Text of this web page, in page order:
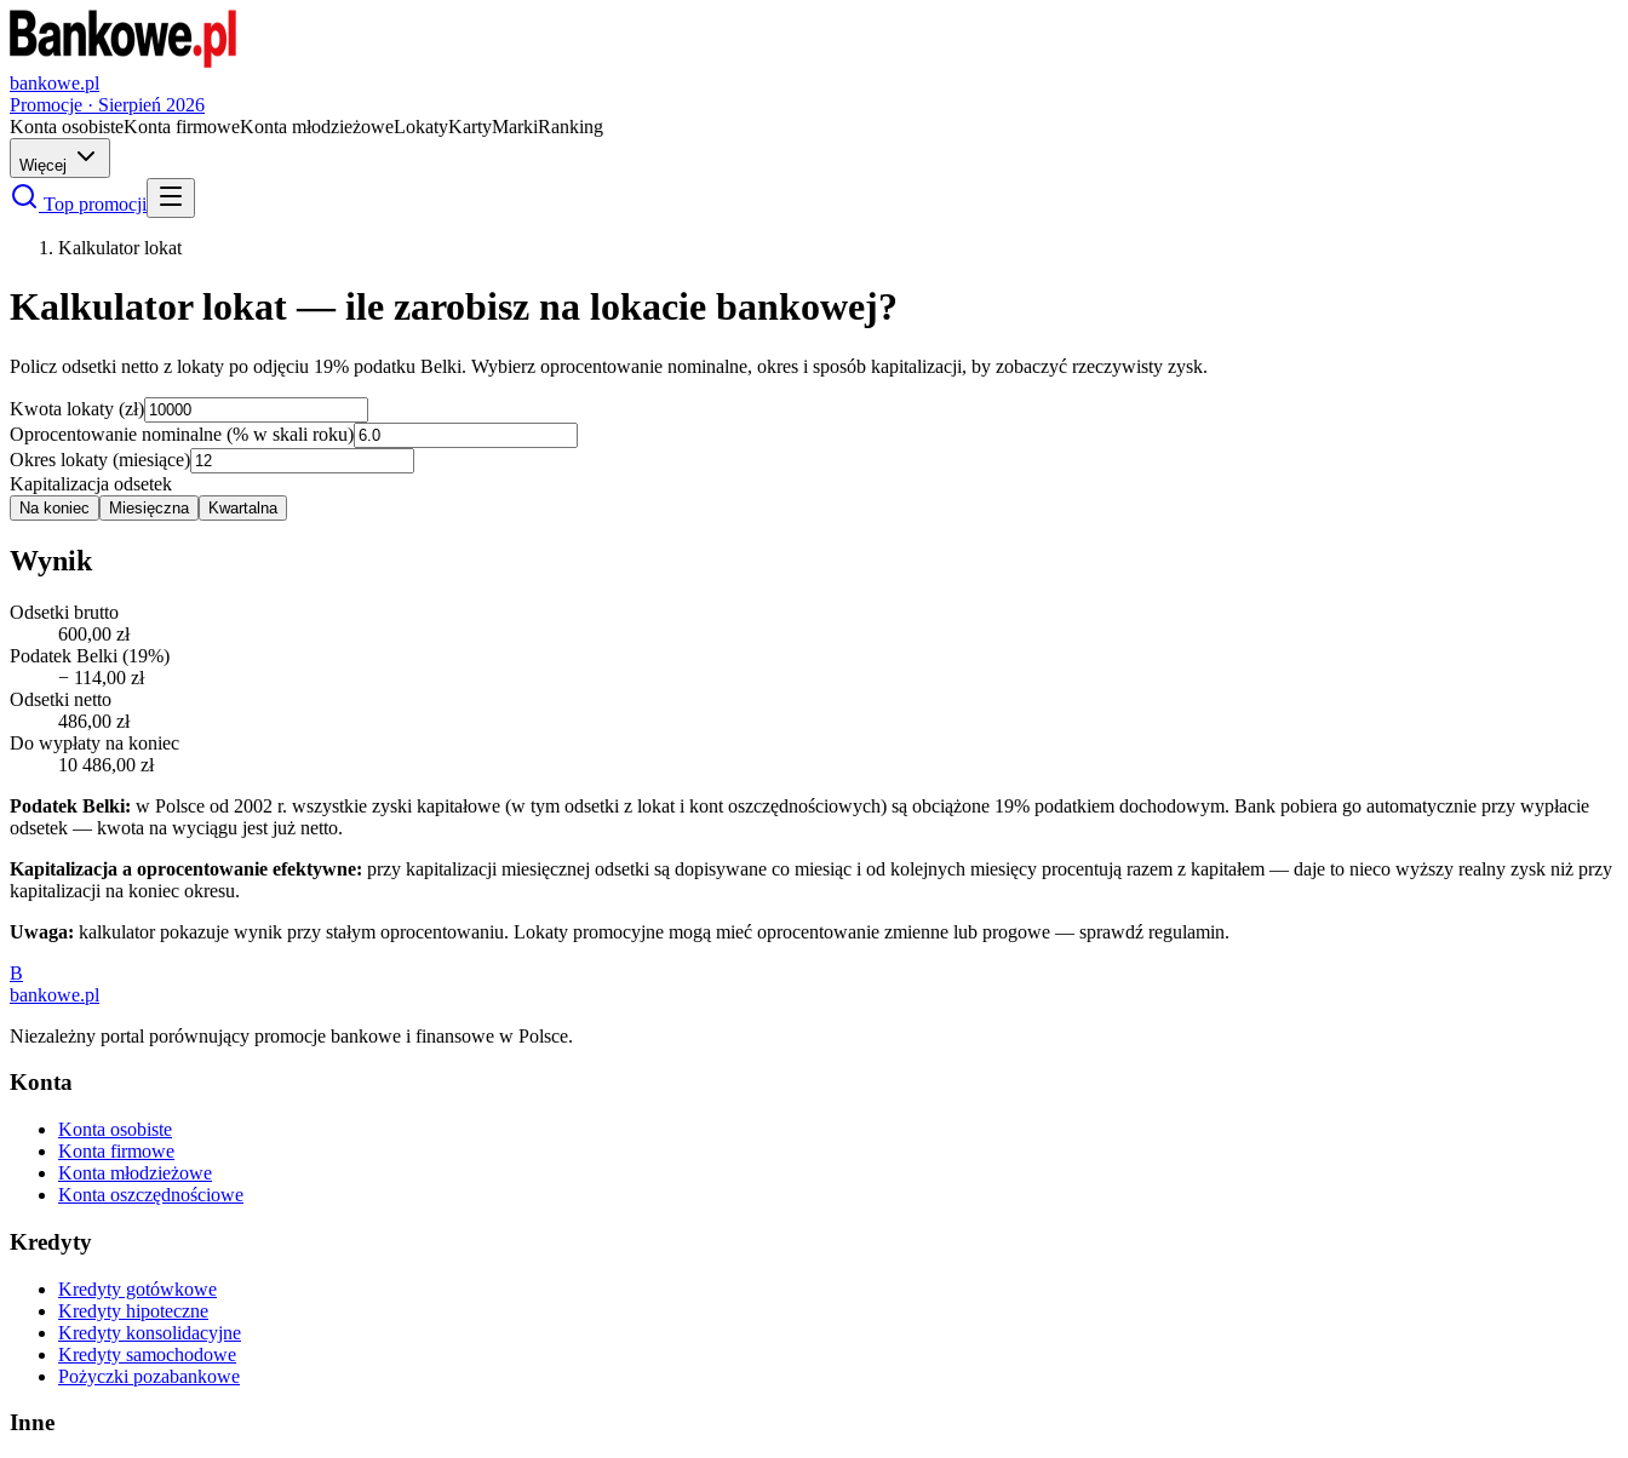
bankowe.pl
Promocje · Sierpień 2026
Konta osobisteKonta firmoweKonta młodzieżoweLokatyKartyMarkiRanking
Więcej
Top promocji
Kalkulator lokat
Kalkulator lokat — ile zarobisz na lokacie bankowej?
Policz odsetki netto z lokaty po odjęciu 19% podatku Belki. Wybierz oprocentowanie nominalne, okres i sposób kapitalizacji, by zobaczyć rzeczywisty zysk.
Kwota lokaty (zł)
Oprocentowanie nominalne (% w skali roku)
Okres lokaty (miesiące)
Kapitalizacja odsetek
Na koniec Miesięczna Kwartalna
Wynik
Odsetki brutto
600,00 zł
Podatek Belki (19%)
− 114,00 zł
Odsetki netto
486,00 zł
Do wypłaty na koniec
10 486,00 zł
Podatek Belki: w Polsce od 2002 r. wszystkie zyski kapitałowe (w tym odsetki z lokat i kont oszczędnościowych) są obciążone 19% podatkiem dochodowym. Bank pobiera go automatycznie przy wypłacie
odsetek — kwota na wyciągu jest już netto.
Kapitalizacja a oprocentowanie efektywne: przy kapitalizacji miesięcznej odsetki są dopisywane co miesiąc i od kolejnych miesięcy procentują razem z kapitałem — daje to nieco wyższy realny zysk niż przy
kapitalizacji na koniec okresu.
Uwaga: kalkulator pokazuje wynik przy stałym oprocentowaniu. Lokaty promocyjne mogą mieć oprocentowanie zmienne lub progowe — sprawdź regulamin.
B
bankowe.pl
Niezależny portal porównujący promocje bankowe i finansowe w Polsce.
Konta
Konta osobiste
Konta firmowe
Konta młodzieżowe
Konta oszczędnościowe
Kredyty
Kredyty gotówkowe
Kredyty hipoteczne
Kredyty konsolidacyjne
Kredyty samochodowe
Pożyczki pozabankowe
Inne